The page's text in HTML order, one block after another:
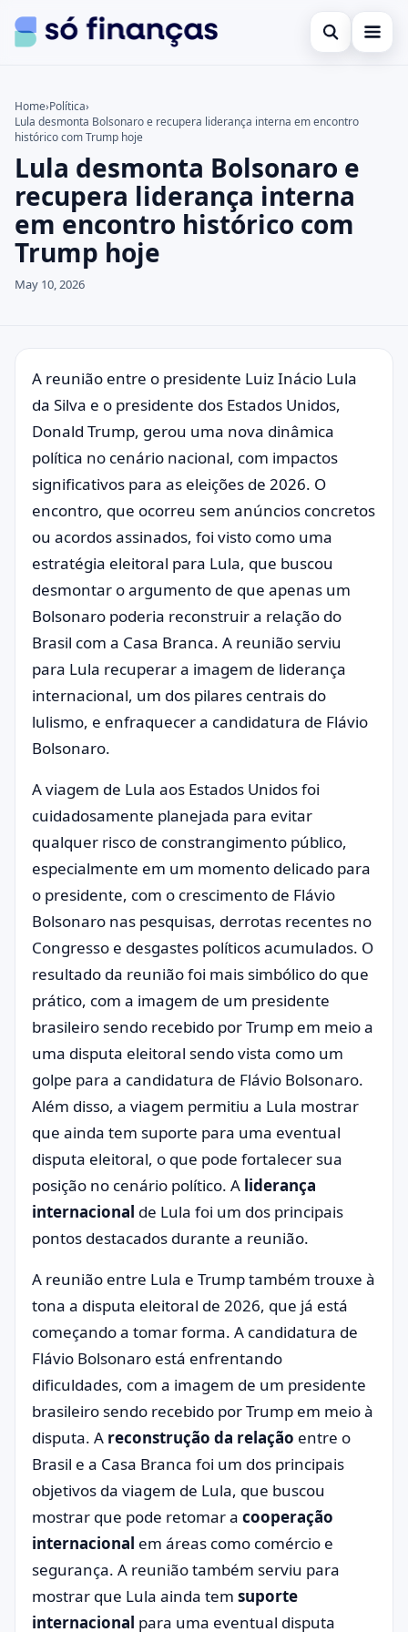
Open search
Empréstimos
Investimentos
Search the site
Search for:
Press Enter to search or ESC to close.
Home›Política›
Lula desmonta Bolsonaro e recupera liderança interna em encontro
histórico com Trump hoje
Lula desmonta Bolsonaro e
recupera liderança interna
em encontro histórico com
Trump hoje
May 10, 2026
A reunião entre o presidente Luiz Inácio Lula
da Silva e o presidente dos Estados Unidos,
Donald Trump, gerou uma nova dinâmica
política no cenário nacional, com impactos
significativos para as eleições de 2026. O
encontro, que ocorreu sem anúncios concretos
ou acordos assinados, foi visto como uma
estratégia eleitoral para Lula, que buscou
desmontar o argumento de que apenas um
Bolsonaro poderia reconstruir a relação do
Brasil com a Casa Branca. A reunião serviu
para Lula recuperar a imagem de liderança
internacional, um dos pilares centrais do
lulismo, e enfraquecer a candidatura de Flávio
Bolsonaro.
A viagem de Lula aos Estados Unidos foi
cuidadosamente planejada para evitar
qualquer risco de constrangimento público,
especialmente em um momento delicado para
o presidente, com o crescimento de Flávio
Bolsonaro nas pesquisas, derrotas recentes no
Congresso e desgastes políticos acumulados. O
resultado da reunião foi mais simbólico do que
prático, com a imagem de um presidente
brasileiro sendo recebido por Trump em meio a
uma disputa eleitoral sendo vista como um
golpe para a candidatura de Flávio Bolsonaro.
Além disso, a viagem permitiu a Lula mostrar
que ainda tem suporte para uma eventual
disputa eleitoral, o que pode fortalecer sua
posição no cenário político. A liderança
internacional de Lula foi um dos principais
pontos destacados durante a reunião.
A reunião entre Lula e Trump também trouxe à
tona a disputa eleitoral de 2026, que já está
começando a tomar forma. A candidatura de
Flávio Bolsonaro está enfrentando
dificuldades, com a imagem de um presidente
brasileiro sendo recebido por Trump em meio à
disputa. A reconstrução da relação entre o
Brasil e a Casa Branca foi um dos principais
objetivos da viagem de Lula, que buscou
mostrar que pode retomar a cooperação
internacional em áreas como comércio e
segurança. A reunião também serviu para
mostrar que Lula ainda tem suporte
internacional para uma eventual disputa